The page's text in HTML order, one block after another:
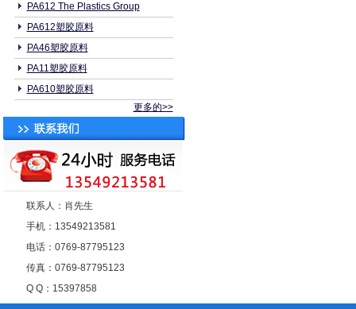
PA612 The Plastics Group
PA612塑胶原料
PA46塑胶原料
PA11塑胶原料
PA610塑胶原料
更多的>>
联系人：肖先生
手机：13549213581
电话：0769-87795123
传真：0769-87795123
Q Q：15397858